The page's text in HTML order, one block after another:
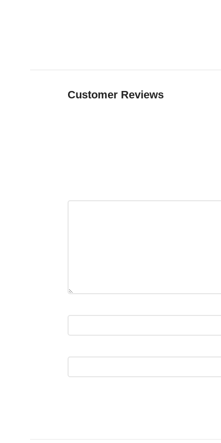
Customer Reviews